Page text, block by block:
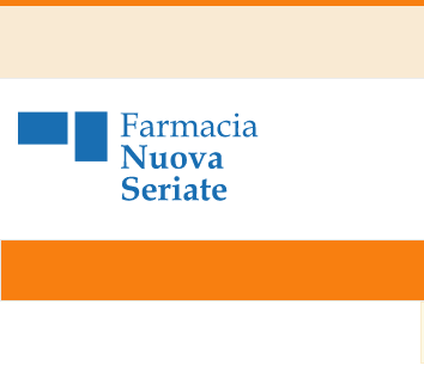
Passa
principale
Farmacia
Nuova